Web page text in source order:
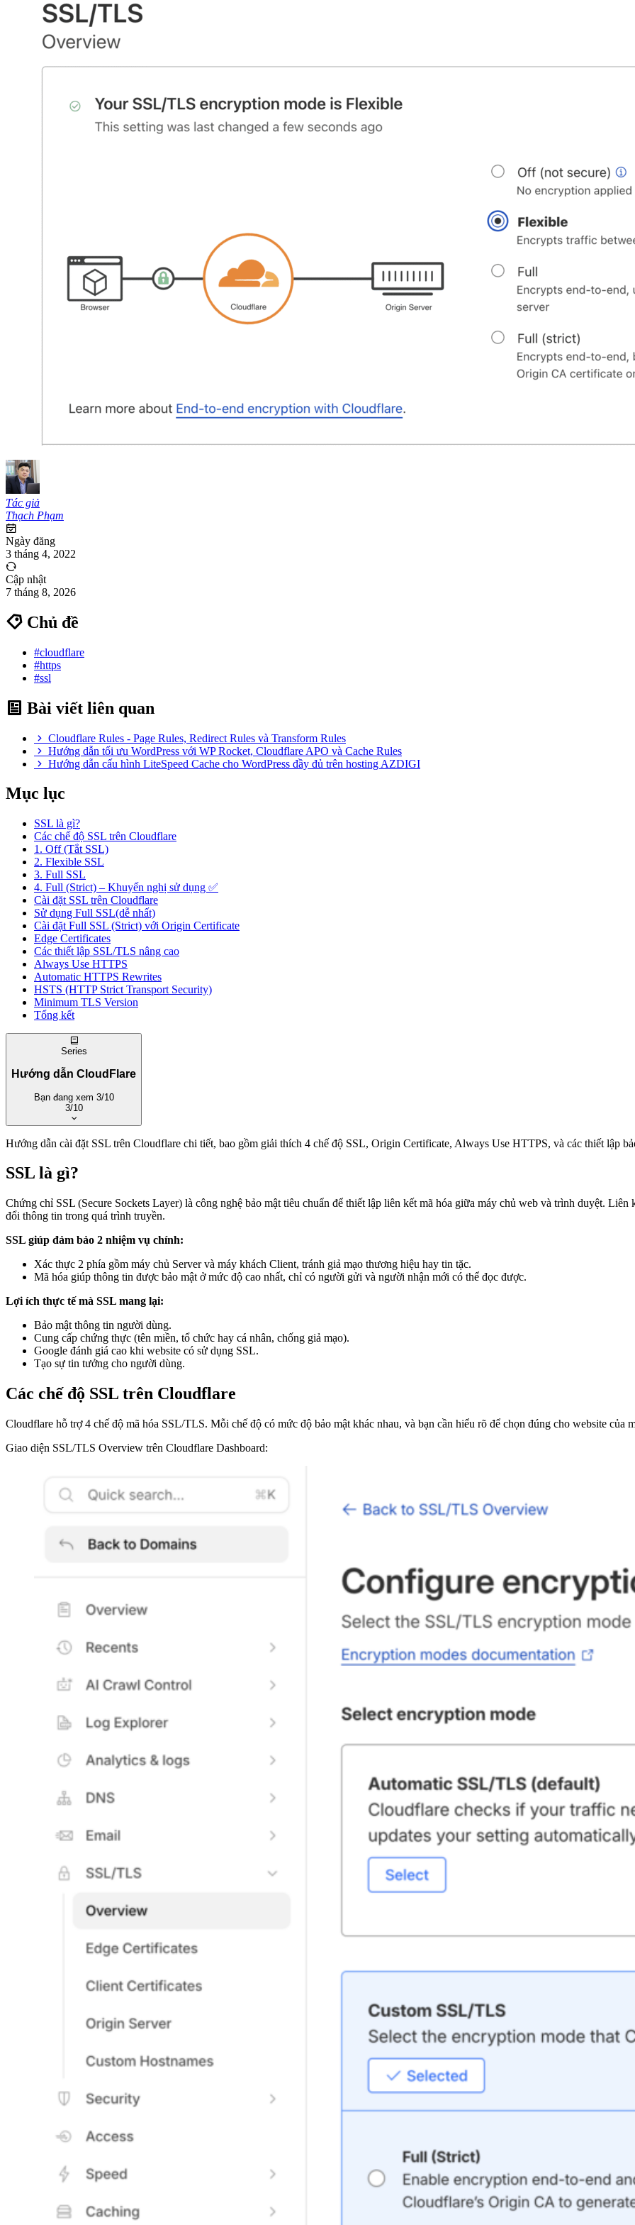
Tác giả
Thạch Phạm
Ngày đăng
3 tháng 4, 2022
Cập nhật
7 tháng 8, 2026
Chủ đề
#cloudflare
#https
#ssl
Bài viết liên quan
Cloudflare Rules - Page Rules, Redirect Rules và Transform Rules
Hướng dẫn tối ưu WordPress với WP Rocket, Cloudflare APO và Cache Rules
Hướng dẫn cấu hình LiteSpeed Cache cho WordPress đầy đủ trên hosting AZDIGI
Mục lục
SSL là gì?
Các chế độ SSL trên Cloudflare
1. Off (Tắt SSL)
2. Flexible SSL
3. Full SSL
4. Full (Strict) – Khuyến nghị sử dụng ✅
Cài đặt SSL trên Cloudflare
Sử dụng Full SSL(dễ nhất)
Cài đặt Full SSL (Strict) với Origin Certificate
Edge Certificates
Các thiết lập SSL/TLS nâng cao
Always Use HTTPS
Automatic HTTPS Rewrites
HSTS (HTTP Strict Transport Security)
Minimum TLS Version
Tổng kết
Series
Hướng dẫn CloudFlare
Bạn đang xem 3/10
3/10
2. Hướng dẫn sử dụng DNS trên CloudFlare
3. Hướng dẫn cài đặt SSL trên CloudFlare
5. Cloudflare CDN và Caching – Tăng tốc website toàn diện
6. Cloudflare Rules – Page Rules, Redirect Rules và Transform Rules
7. Cloudflare WAF – Bảo vệ website khỏi tấn công
8. Hướng dẫn chống DDoS và cấu hình bảo mật trên Cloudflare
9. Cloudflare Workers – Chạy code serverless trên edge
10. Cloudflare Tunnel: Truy cập máy tính ở nhà từ xa không cần mở port
Hướng dẫn cài đặt SSL trên Cloudflare chi tiết, bao gồm giải thích 4 chế độ SSL, Origin Certificate, Always Use HTTPS, và các thiết lập
SSL là gì?
Chứng chỉ SSL (Secure Sockets Layer) là công nghệ bảo mật tiêu chuẩn để thiết lập liên kết mã hóa giữa máy chủ web và trình duyệt.
đổi thông tin trong quá trình truyền.
SSL giúp đảm bảo 2 nhiệm vụ chính:
Xác thực 2 phía gồm máy chủ Server và máy khách Client, tránh giả mạo thương hiệu hay tin tặc.
Mã hóa giúp thông tin được bảo mật ở mức độ cao nhất, chỉ có người gửi và người nhận mới có thể đọc được.
Lợi ích thực tế mà SSL mang lại:
Bảo mật thông tin người dùng.
Cung cấp chứng thực (tên miền, tổ chức hay cá nhân, chống giả mạo).
Google đánh giá cao khi website có sử dụng SSL.
Tạo sự tin tưởng cho người dùng.
Các chế độ SSL trên Cloudflare
Cloudflare hỗ trợ 4 chế độ mã hóa SSL/TLS. Mỗi chế độ có mức độ bảo mật khác nhau, và bạn cần hiểu rõ để chọn đúng cho website của
Giao diện SSL/TLS Overview trên Cloudflare Dashboard: